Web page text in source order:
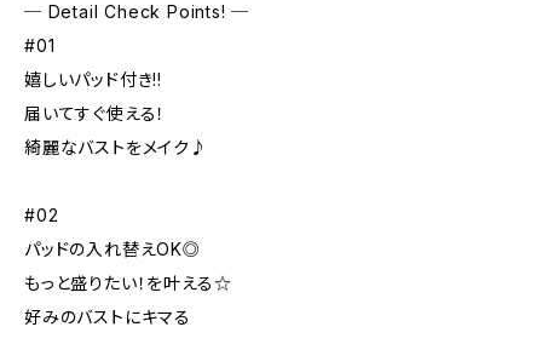
─ Detail Check Points! ─
#01
嬉しいパッド付き!!
届いてすぐ使える！
綺麗なバストをメイク♪
#02
パッドの入れ替えOK◎
もっと盛りたい！を叶える☆
好みのバストにキマる